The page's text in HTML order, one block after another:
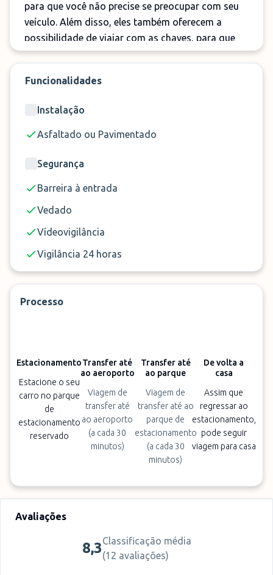
para que você não precise se preocupar com seu
veículo. Além disso, eles também oferecem a
possibilidade de viajar com as chaves, para que
você tenha a certeza de que ninguém moverá seu
seu lugar no estacionamento da Aerópolis em
Serviço
Distância
Horário
Funcionalidades
Instalação
Asfaltado ou Pavimentado
Segurança
Barreira à entrada
Vedado
Vídeovigilância
Vigilância 24 horas
Processo
Estacionamento
Estacione o seu
carro no parque
de
estacionamento
reservado
Transfer até
ao aeroporto
Viagem de
transfer até
ao aeroporto
(a cada 30
minutos)
Transfer até
ao parque
Viagem de
transfer até ao
parque de
estacionamento
(a cada 30
minutos)
De volta a
casa
Assim que
regressar ao
estacionamento,
pode seguir
viagem para casa
Avaliações
8,3Classificação média
(12 avaliações)